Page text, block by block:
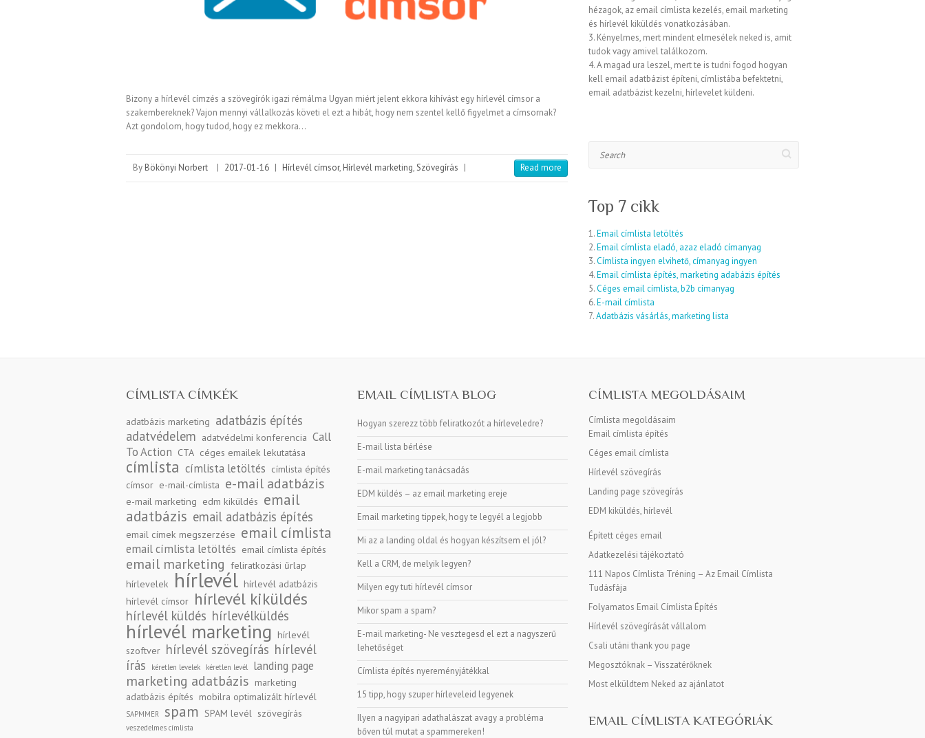
Bizony a hírlevél címzés a szövegírók igazi rémálma Ugyan miért jelent ekkora kihívást egy hírlevél címsor a
szakembereknek? Vajon mennyi vállalkozás követi el ezt a hibát, hogy nem szentel kellő figyelmet a címsornak?
Azt gondolom, hogy tudod, hogy ez mekkora…
By Bökönyi Norbert | 2017-01-16 | Hírlevél címsor, Hírlevél marketing,Szövegírás | Read more
hézagok, az email címlista kezelés, email marketing
és hírlevél kiküldés vonatkozásában.
3. Kényelmes, mert mindent elmesélek neked is, amit
tudok vagy amivel találkozom.
4. A magad ura leszel, mert te is tudni fogod hogyan
kell email adatbázist építeni, címlistába befektetni,
email adatbázist kezelni, hírlevelet küldeni.
Top 7 cikk
1.Email címlista letöltés
2.Email címlista eladó, azaz eladó címanyag
3.Címlista ingyen elvihető, címanyag ingyen
4.Email címlista építés, marketing adabázis építés
5.Céges email címlista, b2b címanyag
6.E-mail címlista
7.Adatbázis vásárlás, marketing lista
CÍMLISTA CÍMKÉK
adatbázis marketing adatbázis építés
adatvédelem adatvédelmi konferencia Call
To Action CTA céges emailek lekutatása
címlista címlista letöltés címlista építés
címsor e-mail-címlista e-mail adatbázis
e-mail marketing edm kiküldés email
adatbázis email adatbázis építés
email címek megszerzése email címlista
email címlista letöltés email címlista építés
email marketing feliratkozási űrlap
hírlevelek
hírlevél hírlevél adatbázis
hírlevél címsor hírlevél kiküldés
hírlevél küldés hírlevélküldés
hírlevél marketing hírlevél
szoftver hírlevél szövegírás hírlevél
írás
kéretlen levelek kéretlen levél landing page
marketing adatbázis marketing
adatbázis építés mobilra optimalizált hírlevél
SAPMMER spam SPAM levél szövegírás
veszedelmes címlista
EMAIL CÍMLISTA BLOG
Hogyan szerezz több feliratkozót a hírleveledre?
E-mail lista bérlése
E-mail marketing tanácsadás
EDM küldés – az email marketing ereje
Email marketing tippek, hogy te legyél a legjobb
Mi az a landing oldal és hogyan készítsem el jól?
Kell a CRM, de melyik legyen?
Milyen egy tuti hírlevél címsor
Mikor spam a spam?
E-mail marketing- Ne vesztegesd el ezt a nagyszerű
lehetőséget
Címlista építés nyereményjátékkal
15 tipp, hogy szuper hírleveleid legyenek
Ilyen a nagyipari adathalászat avagy a probléma
bőven túl mutat a spammereken!
CÍMLISTA MEGOLDÁSAIM
Címlista megoldásaim
Email címlista építés
Céges email címlista
Hírlevél szövegírás
Landing page szövegírás
EDM kiküldés, hírlevél
Épített céges email
Adatkezelési tájékoztató
111 Napos Címlista Tréning – Az Email Címlista
Tudásfája
Folyamatos Email Címlista Építés
Hírlevél szövegírását vállalom
Csali utáni thank you page
Megosztóknak – Visszatérőknek
Most elküldtem Neked az ajánlatot
EMAIL CÍMLISTA KATEGÓRIÁK